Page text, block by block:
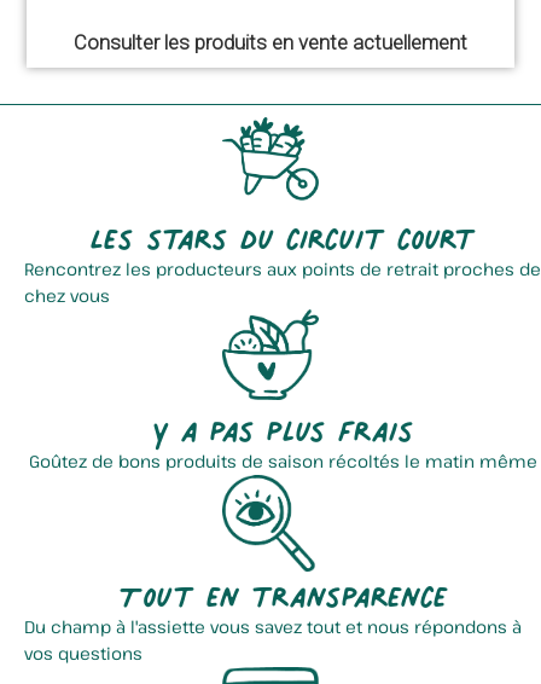
Consulter les produits en vente actuellement
Les stars du circuit court
Rencontrez les producteurs aux points de retrait proches de
chez vous
Y a pas plus frais
Goûtez de bons produits de saison récoltés le matin même
Tout en transparence
Du champ à l'assiette vous savez tout et nous répondons à
vos questions